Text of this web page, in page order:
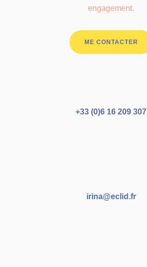
engagement.
ME CONTACTER
+33 (0)6 16 209 307
irina@eclid.fr